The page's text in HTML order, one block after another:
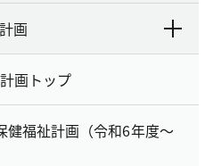
画
画トップ
健福祉計画（令和6年度～